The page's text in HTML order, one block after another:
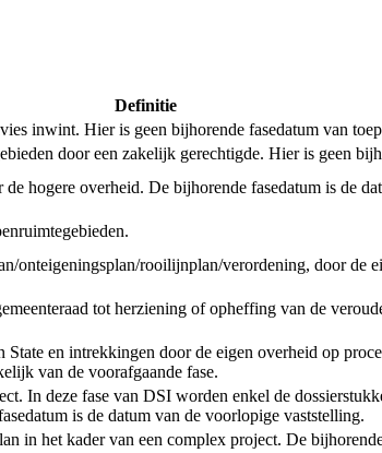
Definitie
inwint. Hier is geen bijhorende fasedatum van
door een zakelijk gerechtigde. Hier is geen
hogere overheid. De bijhorende fasedatum is de
onteigeningsplan/rooilijnplan/verordening, door de
tot herziening of opheffing van de
en intrekkingen door de eigen overheid op
van de voorafgaande fase.
In deze fase van DSI worden enkel de
is de datum van de voorlopige vaststelling.
in het kader van een complex project. De